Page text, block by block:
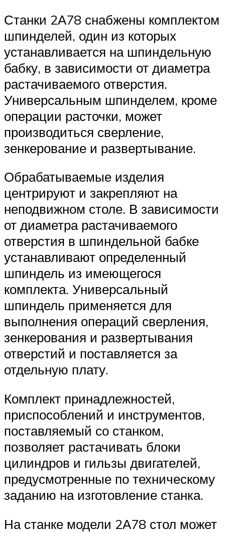
Станки 2А78 снабжены комплектом
шпинделей, один из которых
устанавливается на шпиндельную
бабку, в зависимости от диаметра
растачиваемого отверстия.
Универсальным шпинделем, кроме
операции расточки, может
производиться сверление,
зенкерование и развертывание.
Обрабатываемые изделия
центрируют и закрепляют на
неподвижном столе. В зависимости
от диаметра растачиваемого
отверстия в шпиндельной бабке
устанавливают определенный
шпиндель из имеющегося
комплекта. Универсальный
шпиндель применяется для
выполнения операций сверления,
зенкерования и развертывания
отверстий и поставляется за
отдельную плату.
Комплект принадлежностей,
приспособлений и инструментов,
поставляемый со станком,
позволяет растачивать блоки
цилиндров и гильзы двигателей,
предусмотренные по техническому
заданию на изготовление станка.
На станке модели 2А78 стол может